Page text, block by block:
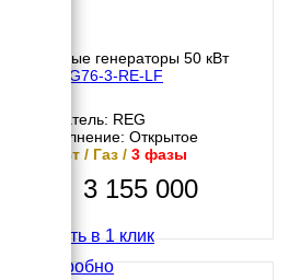
Газовые генераторы 50 кВт
REG G76-3-RE-LF
Двигатель: REG
Исполнение: Открытое
55 кВт / Газ / 3 фазы
3 155 000
Купить в 1 клик
Подробно